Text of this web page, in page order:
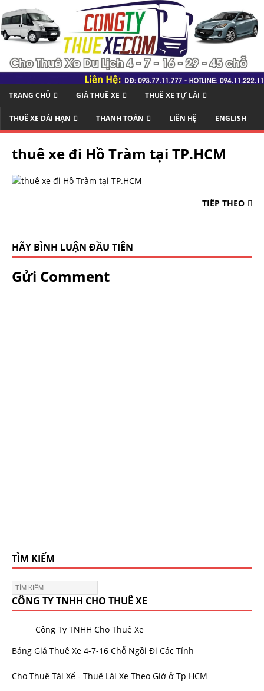
TRANG CHỦ GIÁ THUÊ XE THUÊ XE TỰ LÁI
THUÊ XE DÀI HẠN THANH TOÁN LIÊN HỆ ENGLISH
thuê xe đi Hồ Tràm tại TP.HCM
TIẾP THEO
HÃY BÌNH LUẬN ĐẦU TIÊN
Gửi Comment
TÌM KIẾM
CÔNG TY TNHH CHO THUÊ XE
Công Ty TNHH Cho Thuê Xe
Bảng Giá Thuê Xe 4-7-16 Chỗ Ngồi Đi Các Tỉnh
Cho Thuê Tài Xế - Thuê Lái Xe Theo Giờ ở Tp HCM